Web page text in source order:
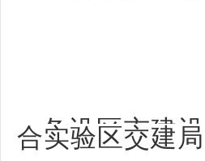
各设区市建
合实验区交建局